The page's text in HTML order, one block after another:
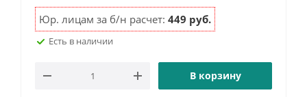
Юр. лицам за б/н расчет: 449 руб.
Есть в наличии
В корзину